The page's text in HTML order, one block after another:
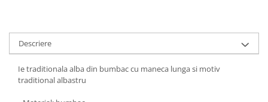
Descriere
Ie traditionala alba din bumbac cu maneca lunga si motiv
traditional albastru